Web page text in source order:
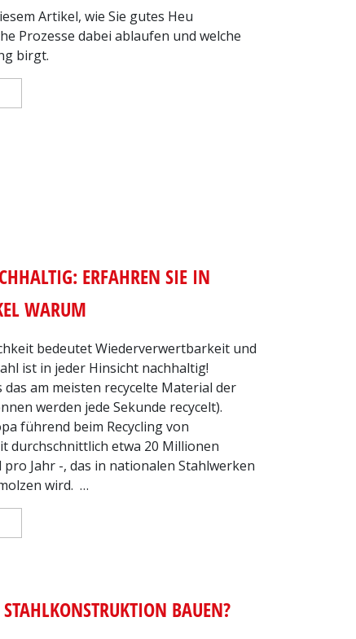
Artikel, wie Sie gutes Heu
Prozesse dabei ablaufen und welche
birgt.
ERFAHREN SIE IN
WARUM
bedeutet Wiederverwertbarkeit und
ist in jeder Hinsicht nachhaltig!
das am meisten recycelte Material der
werden jede Sekunde recycelt).
führend beim Recycling von
durchschnittlich etwa 20 Millionen
Jahr -, das in nationalen Stahlwerken
wird. …
BAUEN?